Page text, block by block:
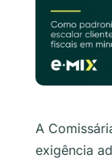
A
exigência